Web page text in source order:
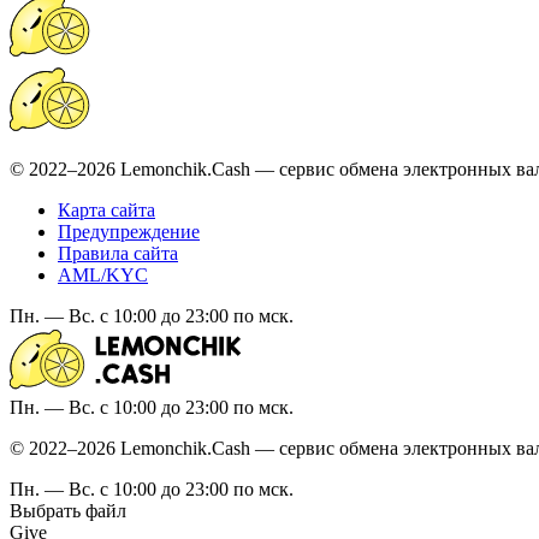
© 2022–2026 Lemonchik.Cash — сервис обмена электронных
Карта сайта
Предупреждение
Правила сайта
AML/KYC
Пн. — Вс. с 10:00 до 23:00 по мск.
Пн. — Вс. с 10:00 до 23:00 по мск.
© 2022–2026 Lemonchik.Cash — сервис обмена электронных
Пн. — Вс. с 10:00 до 23:00 по мск.
Выбрать файл
Give